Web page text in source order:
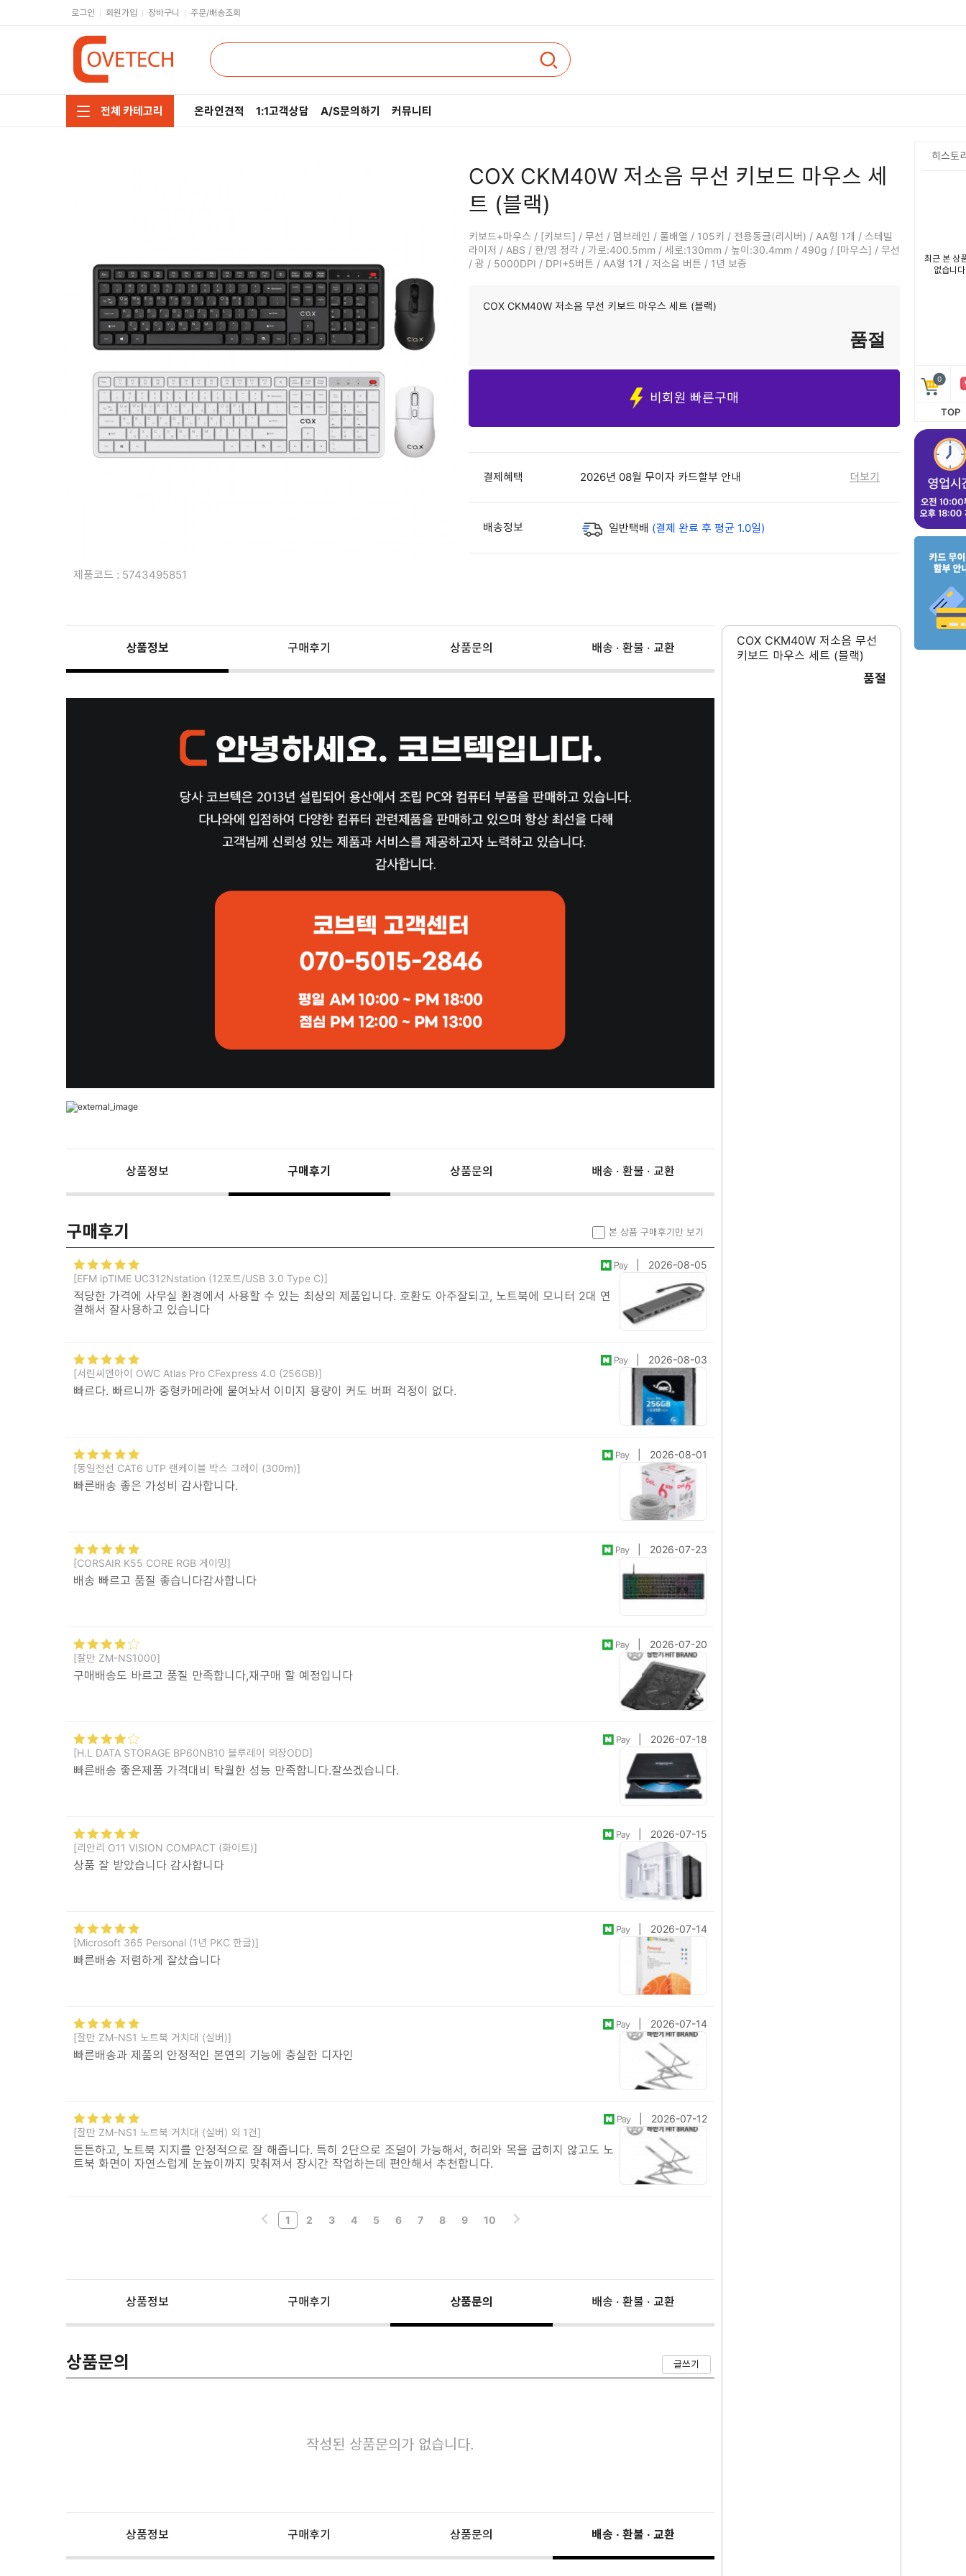
로그인 회원가입 장바구니 주문/배송조회
전체 카테고리
소프트웨어/멀티탭/공구
헤드셋/태블릿/휴대폰
복합기/프린터/사무기기
SSD
HDD
ODD
파워
키보드
마우스
온라인견적 1:1고객상담 A/S문의하기 커뮤니티
제품코드 : 5743495851
COX CKM40W 저소음 무선 키보드 마우스 세
트 (블랙)
키보드+마우스 / [키보드] / 무선 / 멤브레인 / 풀배열 / 105키 / 전용동글(리시버) / AA형 1개 / 스테빌
라이저 / ABS / 한/영 정각 / 가로:400.5mm / 세로:130mm / 높이:30.4mm / 490g / [마우스] / 무선
/ 광 / 5000DPI / DPI+5버튼 / AA형 1개 / 저소음 버튼 / 1년 보증
COX CKM40W 저소음 무선 키보드 마우스 세트 (블랙)
품절
비회원 빠른구매
결제혜택 2026년 08월 무이자 카드할부 안내 더보기
배송정보 일반택배 (결제 완료 후 평균 1.0일)
상품정보 구매후기 상품문의 배송 · 환불 · 교환
상품정보 구매후기 상품문의 배송 · 환불 · 교환
구매후기 본 상품 구매후기만 보기
| 2026-08-05
[EFM ipTIME UC312Nstation (12포트/USB 3.0 Type C)]
적당한 가격에 사무실 환경에서 사용할 수 있는 최상의 제품입니다. 호환도 아주잘되고, 노트북에 모니터 2대 연
결해서 잘사용하고 있습니다
| 2026-08-03
[서린씨앤아이 OWC Atlas Pro CFexpress 4.0 (256GB)]
빠르다. 빠르니까 중형카메라에 붙여놔서 이미지 용량이 커도 버퍼 걱정이 없다.
| 2026-08-01
[동일전선 CAT6 UTP 랜케이블 박스 그레이 (300m)]
빠른배송 좋은 가성비 감사합니다.
| 2026-07-23
[CORSAIR K55 CORE RGB 게이밍]
배송 빠르고 품질 좋습니다감사합니다
| 2026-07-20
[잘만 ZM-NS1000]
구매배송도 바르고 품질 만족합니다,재구매 할 예정입니다
| 2026-07-18
[H.L DATA STORAGE BP60NB10 블루레이 외장ODD]
빠른배송 좋은제품 가격대비 탁월한 성능 만족합니다.잘쓰겠습니다.
| 2026-07-15
[리안리 O11 VISION COMPACT (화이트)]
상품 잘 받았습니다 감사합니다
| 2026-07-14
[Microsoft 365 Personal (1년 PKC 한글)]
빠른배송 저렴하게 잘샀습니다
| 2026-07-14
[잘만 ZM-NS1 노트북 거치대 (실버)]
빠른배송과 제품의 안정적인 본연의 기능에 충실한 디자인
| 2026-07-12
[잘만 ZM-NS1 노트북 거치대 (실버) 외 1건]
튼튼하고, 노트북 지지를 안정적으로 잘 해줍니다. 특히 2단으로 조덜이 가능해서, 허리와 목을 굽히지 않고도 노
트북 화면이 자연스럽게 눈높이까지 맞춰져서 장시간 작업하는데 편안해서 추천합니다.
1 2 3 4 5 6 7 8 9 10
상품정보 구매후기 상품문의 배송 · 환불 · 교환
상품문의 글쓰기
작성된 상품문의가 없습니다.
상품정보 구매후기 상품문의 배송 · 환불 · 교환
COX CKM40W 저소음 무선
키보드 마우스 세트 (블랙)
품절
히스토
최근 본 상
없습니
0
TOP